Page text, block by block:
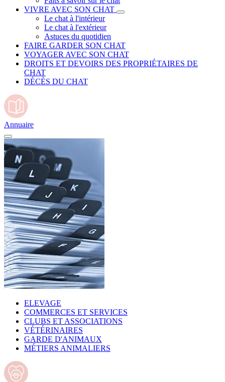
VIVRE AVEC SON CHAT
Le chat à l'intérieur
Le chat à l'extérieur
Astuces du quotidien
FAIRE GARDER SON CHAT
VOYAGER AVEC SON CHAT
DROITS ET DEVOIRS DES PROPRIÉTAIRES DE
CHAT
DÉCÈS DU CHAT
Annuaire
ELEVAGE
COMMERCES ET SERVICES
CLUBS ET ASSOCIATIONS
VÉTÉRINAIRES
GARDE D'ANIMAUX
MÉTIERS ANIMALIERS